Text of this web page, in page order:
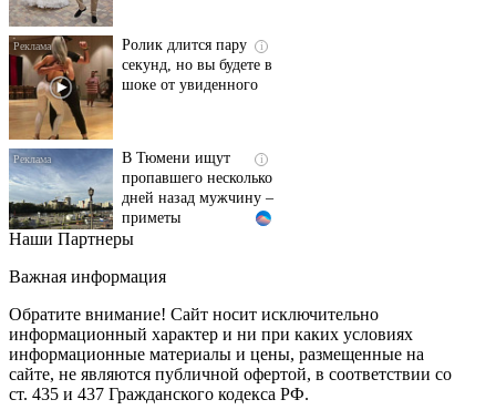
секунд, но вы будете в
шоке от увиденного
пропавшего несколько
дней назад мужчину –
приметы
Ржу не переставая, это
не раз
i
"Потеряли стыд в
погоне за "Диором":
Поплавская вмазала
Наши Партнеры
Важная информация
Обратите внимание! Сайт носит исключительно
информационный характер и ни при каких условиях
информационные материалы и цены, размещенные на
сайте, не являются публичной офертой, в соответствии со
ст. 435 и 437 Гражданского кодекса РФ.